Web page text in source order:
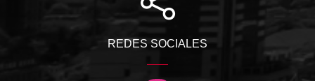
REDES SOCIALES